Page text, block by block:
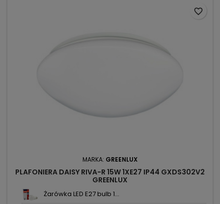
MARKA: GREENLUX
PLAFONIERA DAISY RIVA-R 15W 1XE27 IP44 GXDS302V2
GREENLUX
Żarówka LED E27 bulb 1...
favorite_border